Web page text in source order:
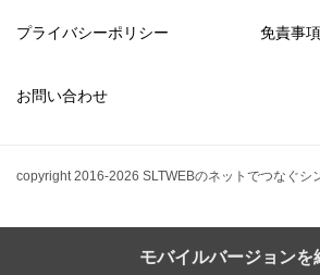
プライバシーポリシー 免責事項
お問い合わせ
copyright 2016-2026 SLTWEBのネットでつなぐシ
モバイルバージョンを